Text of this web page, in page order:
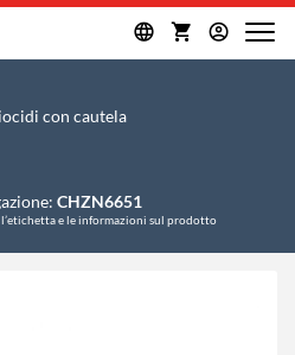
con cautela
CHZN6651
l’etichetta e le informazioni sul prodotto